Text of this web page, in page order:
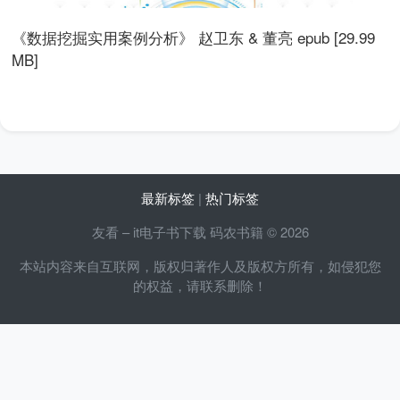
《数据挖掘实用案例分析》 赵卫东 & 董亮 epub [29.99
MB]
最新标签 | 热门标签
友看 – it电子书下载 码农书籍 © 2026
本站内容来自互联网，版权归著作人及版权方所有，如侵犯您
的权益，请联系删除！